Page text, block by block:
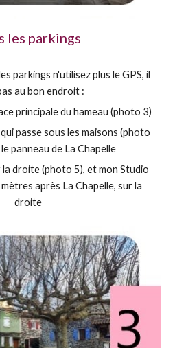
les parkings
parkings n'utilisez plus le GPS, il
au bon endroit :
principale du hameau (photo 3)
passe sous les maisons (photo
panneau de La Chapelle
la droite (photo 5), et mon Studio
après La Chapelle, sur la
droite